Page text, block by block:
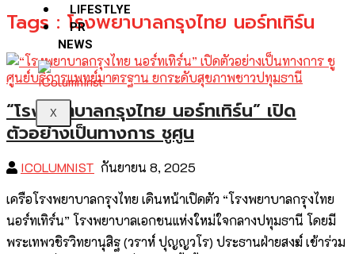
LIFESTLYE
PR
NEWS
X
Tags : โรงพยาบาลกรุงไทย นอร์ทเทิร์น
“โรงพยาบาลกรุงไทย นอร์ทเทิร์น” เปิด
ตัวอย่างเป็นทางการ ชูศูน
ICOLUMNIST กันยายน 8, 2025
เครือโรงพยาบาลกรุงไทย เดินหน้าเปิดตัว “โรงพยาบาลกรุงไทย
นอร์ทเทิร์น” โรงพยาบาลเอกชนแห่งใหม่ใจกลางปทุมธานี โดยมี
พระเทพวชิรวิทยานุสิฐ (วราห์ ปุญญวโร) ประธานฝ่ายสงฆ์ เข้าร่วม